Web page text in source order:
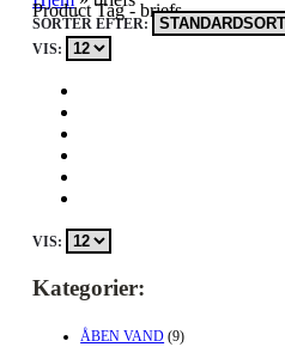
Product Tag - briefs
SORTÉR EFTER:
VIS:
VIS:
Kategorier:
ÅBEN VAND (9)